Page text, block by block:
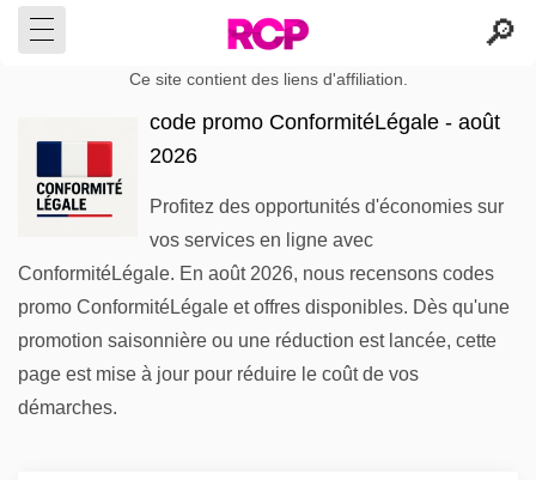
Ce site contient des liens d'affiliation.
code promo ConformitéLégale - août
2026
Profitez des opportunités d'économies sur
vos services en ligne avec
ConformitéLégale. En août 2026, nous recensons codes
promo ConformitéLégale et offres disponibles. Dès qu'une
promotion saisonnière ou une réduction est lancée, cette
page est mise à jour pour réduire le coût de vos
démarches.